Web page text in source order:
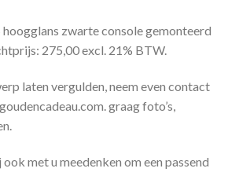
zwarte console gemonteerd
275,00 excl. 21% BTW.
laten vergulden, neem even contact
graag foto’s,
met u meedenken om een passend